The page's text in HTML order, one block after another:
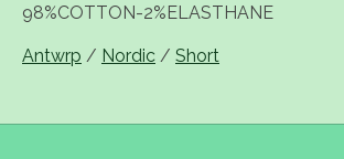
98%COTTON-2%ELASTHANE
Antwrp / Nordic / Short